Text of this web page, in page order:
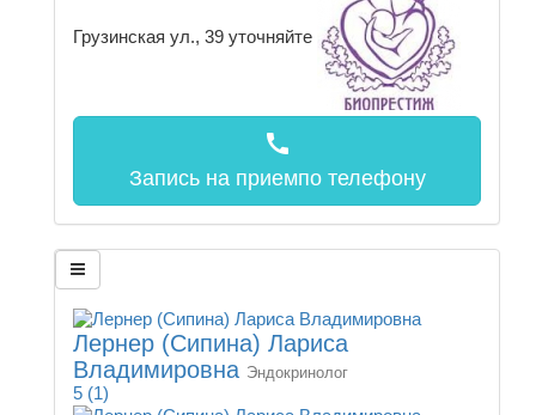
Грузинская ул., 39 уточняйте
call
Запись на приемпо телефону
Лернер (Сипина) Лариса
Владимировна Эндокринолог
5 (1)